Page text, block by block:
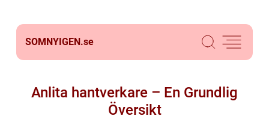
SOMNYIGEN.se
Anlita hantverkare – En Grundlig
Översikt